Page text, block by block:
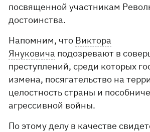
посвященной участникам
достоинства.
Напомним, что Виктора
Януковича подозревают в
преступлений, среди которых
измена, посягательство на
целостность страны и
агрессивной войны.
По этому делу в качестве